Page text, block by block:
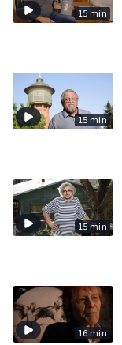
15 min
15 min
15 min
16 min